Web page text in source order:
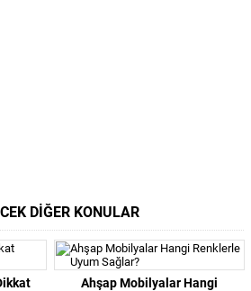
DİĞER KONULAR
Ahşap Mobilyalar Hangi